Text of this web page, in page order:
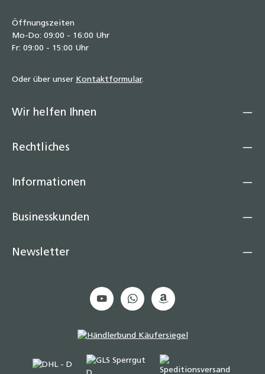
Öffnungszeiten
Mo-Do: 09:00 - 16:00 Uhr
Fr: 09:00 - 15:00 Uhr
Oder über unser Kontaktformular.
Wir helfen Ihnen
Rechtliches
Informationen
Businesskunden
Newsletter